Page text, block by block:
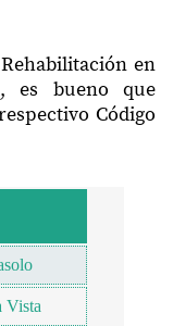
en
es bueno que
Código
Vista